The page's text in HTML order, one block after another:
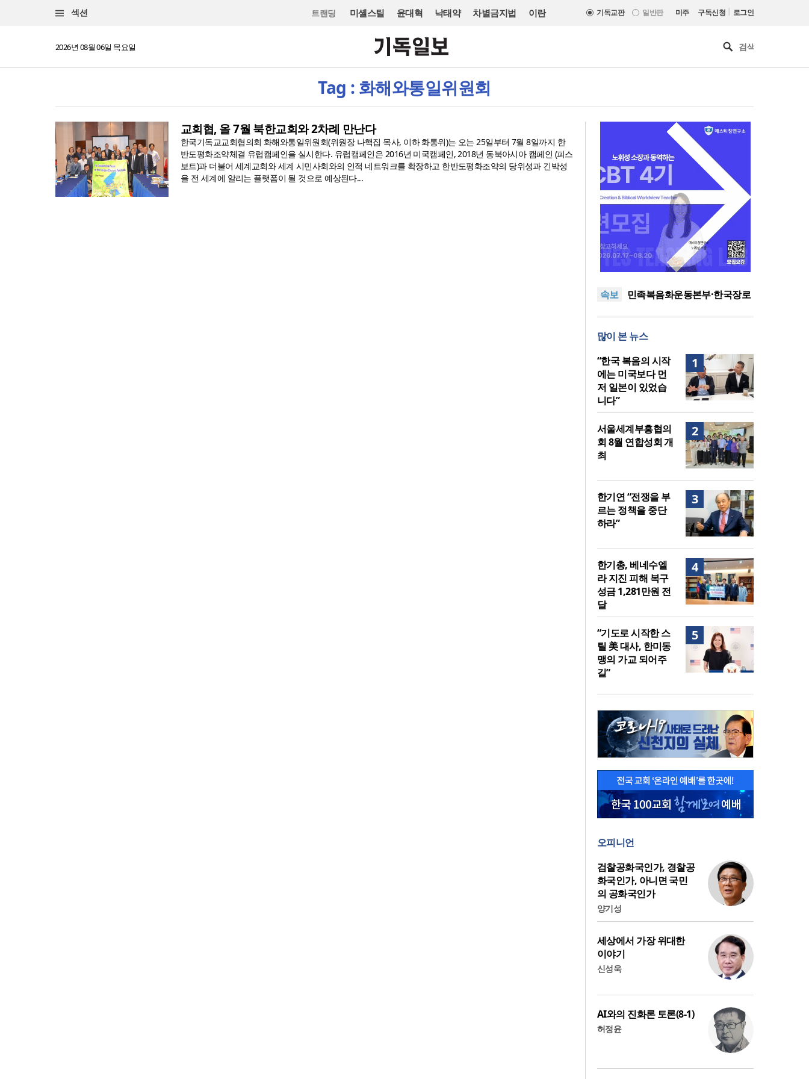
섹션 트랜딩 미셸스틸 윤대혁 낙태약 차별금지법 이란 기독교판 일반판 미주 구독신청 | 로그인
2026년 08월 06일 목요일
Tag : 화해와통일위원회
교회협, 올 7월 북한교회와 2차례 만난다
한국기독교교회협의회 화해와통일위원회(위원장 나핵집 목사, 이하 화통위)는 오는 25일부터 7월 8일까지 한
반도평화조약체결 유럽캠페인을 실시한다. 유럽캠페인은 2016년 미국캠페인, 2018년 동북아시아 캠페인 (피스
보트)과 더불어 세계교회와 세계 시민사회와의 인적 네트워크를 확장하고 한반도평화조약의 당위성과 긴박성
을 전 세계에 알리는 플랫폼이 될 것으로 예상된다...
속보
“한국 복음의 시작에는 미국보
다 먼저 일본이 있었습니다”
“기도로 시작한 스틸 美 대사,
한미동맹의 가교 되어주길”
한기연 “전쟁을 부르는 정책을
성회 개최
민족복음화운동본부·한국장로
한미동맹의 가교 되어주길”
많이 본 뉴스
1
“한국 복음의 시작
에는 미국보다 먼
저 일본이 있었습
니다”
2
서울세계부흥협의
회 8월 연합성회 개
최
3
한기연 “전쟁을 부
르는 정책을 중단
하라”
4
한기총, 베네수엘
라 지진 피해 복구
성금 1,281만원 전
달
5
“기도로 시작한 스
틸 美 대사, 한미동
맹의 가교 되어주
길”
오피니언
검찰공화국인가, 경찰공
화국인가, 아니면 국민
의 공화국인가
양기성
세상에서 가장 위대한
이야기
신성욱
AI와의 진화론 토론(8-1)
허정윤